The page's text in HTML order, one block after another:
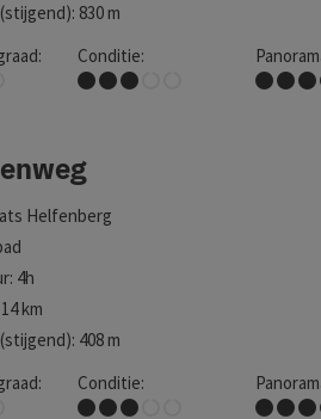
vervolgens opnieuw geladen.
830 m
Conditie:
Middel
Helfenberg
4h
km
408 m
Conditie:
Middel